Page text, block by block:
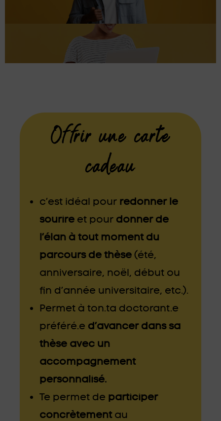
Offrir une carte
cadeau
c’est idéal pour redonner le
sourire et pour donner de
l’élan à tout moment du
parcours de thèse (été,
anniversaire, noël, début ou
fin d’année universitaire, etc.).
Permet à ton.ta doctorant.e
préféré.e d’avancer dans sa
thèse avec un
accompagnement
personnalisé.
Te permet de participer
concrètementau